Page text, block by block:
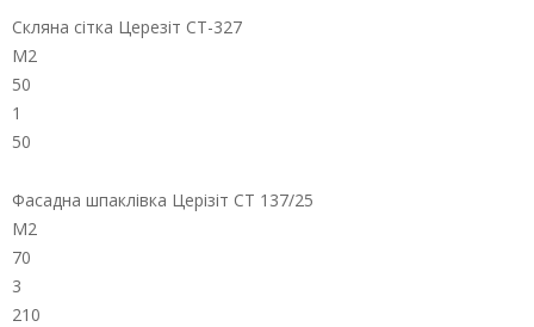
Скляна сітка Церезіт СТ-327
М2
50
1
50
Фасадна шпаклівка Церізіт СТ 137/25
М2
70
3
210